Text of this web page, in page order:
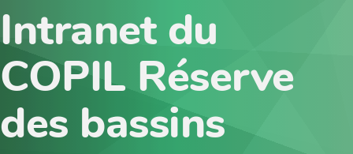
Intranet du
COPIL Réserve
des bassins